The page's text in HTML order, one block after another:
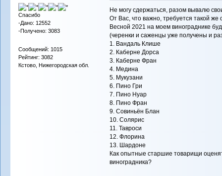
Спасибо
-Дано: 12552
-Получено: 3083
Сообщений: 1015
Рейтинг: 3082
Кстово, Нижегородская обл.
Не могу сдержаться, разом вывалю
От Вас, что важно, требуется такой же
Весной 2021 на моем винограднике
(черенки и саженцы уже получены и
1. Вандаль Клише
2. Каберне Дорса
3. Каберне Фран
4. Медина
5. Мукузани
6. Пино Гри
7. Пино Нуар
8. Пино Фран
9. Совиньён Блан
10. Солярис
11. Тавроси
12. Флорина
13. Шардоне
Как опытные старшие товарищи
виноградника?